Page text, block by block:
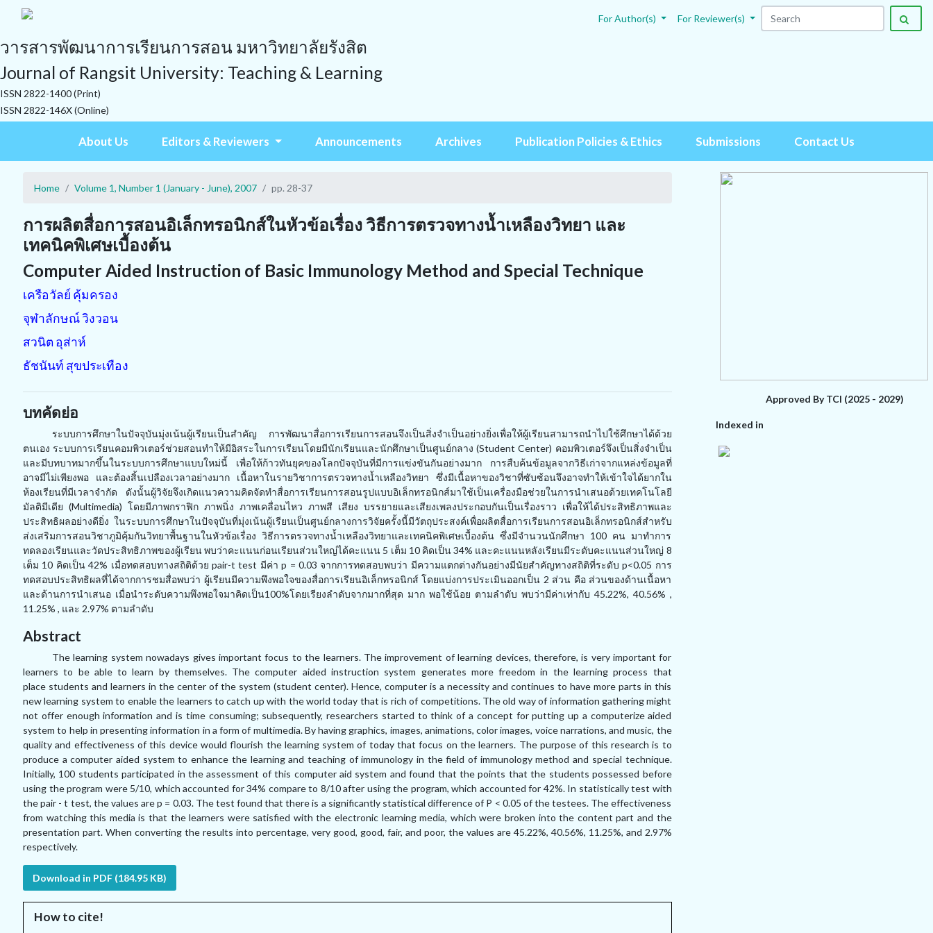
For Author(s) For Reviewer(s)
วารสารพัฒนาการเรียนการสอน มหาวิทยาลัยรังสิต
Journal of Rangsit University: Teaching & Learning
ISSN 2822-1400 (Print)
ISSN 2822-146X (Online)
About Us Editors & Reviewers Announcements Archives Publication Policies & Ethics Submissions Contact Us
Home Volume 1, Number 1 (January - June), 2007 pp. 28-37
การผลิตสื่อการสอนอิเล็กทรอนิกส์ในหัวข้อเรื่อง วิธีการตรวจทางน้ำเหลืองวิทยา และ
เทคนิคพิเศษเบื้องต้น
Computer Aided Instruction of Basic Immunology Method and Special Technique
เครือวัลย์ คุ้มครอง
จุฬาลักษณ์ วิงวอน
สวนิต อุส่าห์
ธัชนันท์ สุขประเทือง
บทคัดย่อ
ระบบการศึกษาในปัจจุบันมุ่งเน้นผู้เรียนเป็นสำคัญ การพัฒนาสื่อการเรียนการสอนจึงเป็นสิ่งจำเป็นอย่างยิ่งเพื่อให้ผู้เรียนสามารถนำไปใช้ศึกษาได้ด้วย
ตนเอง ระบบการเรียนคอมพิวเตอร์ช่วยสอนทำให้มีอิสระในการเรียนโดยมีนักเรียนและนักศึกษาเป็นศูนย์กลาง (Student Center) คอมพิวเตอร์จึงเป็นสิ่งจำเป็น
และมีบทบาทมากขึ้นในระบบการศึกษาแบบใหม่นี้ เพื่อให้ก้าวทันยุคของโลกปัจจุบันที่มีการแข่งขันกันอย่างมาก การสืบค้นข้อมูลจากวิธีเก่าจากแหล่งข้อมูลที่
อาจมีไม่เพียงพอ และต้องสิ้นเปลืองเวลาอย่างมาก เนื้อหาในรายวิชาการตรวจทางน้ำเหลืองวิทยา ซึ่งมีเนื้อหาของวิชาที่ซับซ้อนจึงอาจทำให้เข้าใจได้ยากใน
ห้องเรียนที่มีเวลาจำกัด ดังนั้นผู้วิจัยจึงเกิดแนวความคิดจัดทำสื่อการเรียนการสอนรูปแบบอิเล็กทรอนิกส์มาใช้เป็นเครื่องมือช่วยในการนำเสนอด้วยเทคโนโลยี
มัลติมีเดีย (Multimedia) โดยมีภาพกราฟิก ภาพนิ่ง ภาพเคลื่อนไหว ภาพสี เสียง บรรยายและเสียงเพลงประกอบกันเป็นเรื่องราว เพื่อให้ได้ประสิทธิภาพและ
ประสิทธิผลอย่างดียิ่ง ในระบบการศึกษาในปัจจุบันที่มุ่งเน้นผู้เรียนเป็นศูนย์กลางการวิจัยครั้งนี้มีวัตถุประสงค์เพื่อผลิตสื่อการเรียนการสอนอิเล็กทรอนิกส์สำหรับ
ส่งเสริมการสอนวิชาภูมิคุ้มกันวิทยาพื้นฐานในหัวข้อเรื่อง วิธีการตรวจทางน้ำเหลืองวิทยาและเทคนิคพิเศษเบื้องต้น ซึ่งมีจำนวนนักศึกษา 100 คน มาทำการ
ทดลองเรียนและวัดประสิทธิภาพของผู้เรียน พบว่าคะแนนก่อนเรียนส่วนใหญ่ได้คะแนน 5 เต็ม 10 คิดเป็น 34% และคะแนนหลังเรียนมีระดับคะแนนส่วนใหญ่ 8
เต็ม 10 คิดเป็น 42% เมื่อทดสอบทางสถิติด้วย pair-t test มีค่า p = 0.03 จากการทดสอบพบว่า มีความแตกต่างกันอย่างมีนัยสำคัญทางสถิติที่ระดับ p<0.05 การ
ทดสอบประสิทธิผลที่ได้จากการชมสื่อพบว่า ผู้เรียนมีความพึงพอใจของสื่อการเรียนอิเล็กทรอนิกส์ โดยแบ่งการประเมินออกเป็น 2 ส่วน คือ ส่วนของด้านเนื้อหา
และด้านการนำเสนอ เมื่อนำระดับความพึงพอใจมาคิดเป็น100%โดยเรียงลำดับจากมากที่สุด มาก พอใช้น้อย ตามลำดับ พบว่ามีค่าเท่ากับ 45.22%, 40.56% ,
11.25% , และ 2.97% ตามลำดับ
Abstract
The learning system nowadays gives important focus to the learners. The improvement of learning devices, therefore, is very important for
learners to be able to learn by themselves. The computer aided instruction system generates more freedom in the learning process that
place students and learners in the center of the system (student center). Hence, computer is a necessity and continues to have more parts in this
new learning system to enable the learners to catch up with the world today that is rich of competitions. The old way of information gathering might
not offer enough information and is time consuming; subsequently, researchers started to think of a concept for putting up a computerize aided
system to help in presenting information in a form of multimedia. By having graphics, images, animations, color images, voice narrations, and music, the
quality and effectiveness of this device would flourish the learning system of today that focus on the learners. The purpose of this research is to
produce a computer aided system to enhance the learning and teaching of immunology in the field of immunology method and special technique.
Initially, 100 students participated in the assessment of this computer aid system and found that the points that the students possessed before
using the program were 5/10, which accounted for 34% compare to 8/10 after using the program, which accounted for 42%. In statistically test with
the pair - t test, the values are p = 0.03. The test found that there is a significantly statistical difference of P < 0.05 of the testees. The effectiveness
from watching this media is that the learners were satisfied with the electronic learning media, which were broken into the content part and the
presentation part. When converting the results into percentage, very good, good, fair, and poor, the values are 45.22%, 40.56%, 11.25%, and 2.97%
respectively.
Download in PDF (184.95 KB)
How to cite!
Approved By TCI (2025 - 2029)
Indexed in